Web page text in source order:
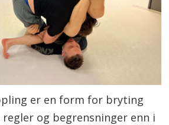
er en form for bryting
og begrensninger enn i